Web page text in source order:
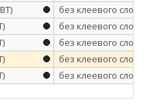
без клеевого слоя
без клеевого слоя
без клеевого слоя
без клеевого слоя
без клеевого слоя